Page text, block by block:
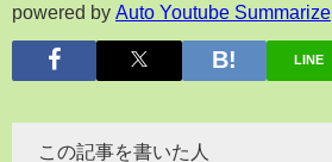
powered by Auto Youtube Summarize
LINE
この記事を書いた人